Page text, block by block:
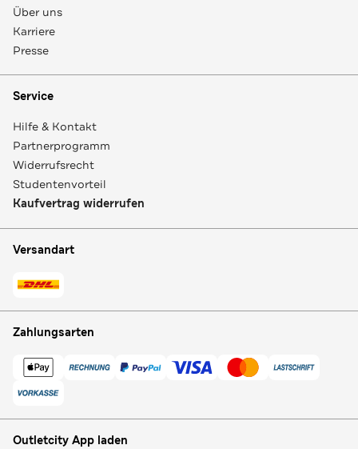
Über uns
Karriere
Presse
Service
Hilfe & Kontakt
Partnerprogramm
Widerrufsrecht
Studentenvorteil
Kaufvertrag widerrufen
Versandart
Zahlungsarten
Outletcity App laden